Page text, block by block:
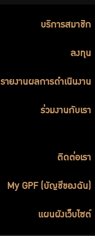
บริการสมาชิก
ลงทุน
รายงานผลการดำเนินงาน
ร่วมงานกับเรา
ติดต่อเรา
My GPF (บัญชีของฉัน)
แผนผังเว็บไซต์